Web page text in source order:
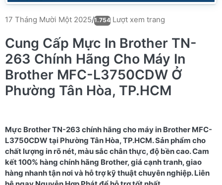
17 Tháng Mười Một 2025/1.754 Lượt xem trang
Cung Cấp Mực In Brother TN-
263 Chính Hãng Cho Máy In
Brother MFC-L3750CDW Ở
Phường Tân Hòa, TP.HCM
Mực Brother TN-263 chính hãng cho máy in Brother MFC-
L3750CDW tại Phường Tân Hòa, TP.HCM. Sản phẩm cho
chất lượng in rõ nét, màu sắc chân thực, độ bền cao. Cam
kết 100% hàng chính hãng Brother, giá cạnh tranh, giao
hàng nhanh tận nơi và hỗ trợ kỹ thuật chuyên nghiệp. Liên